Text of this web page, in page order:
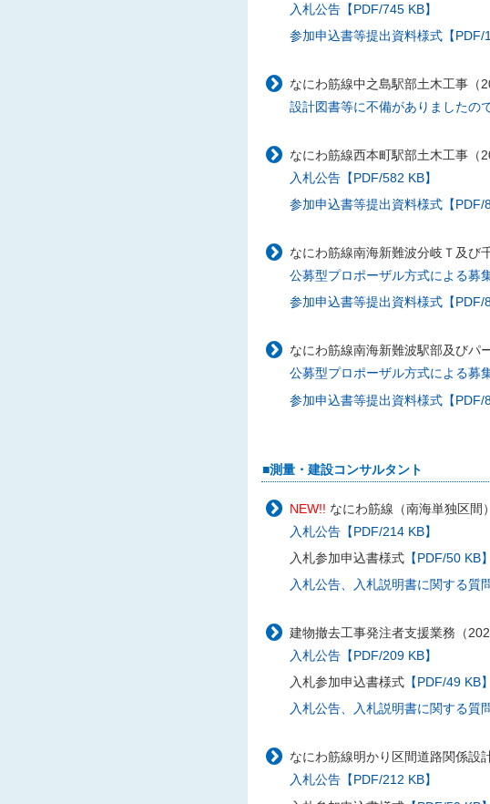
入札公告【PDF/745 KB】
参加申込書等提出資料様式【PDF/1
なにわ筋線中之島駅部土木工事（
設計図書等に不備がありましたの
なにわ筋線西本町駅部土木工事（
入札公告【PDF/582 KB】
参加申込書等提出資料様式【PDF/
なにわ筋線南海新難波分岐Ｔ及び
公募型プロポーザル方式による募
参加申込書等提出資料様式【PDF/
なにわ筋線南海新難波駅部及びパ
公募型プロポーザル方式による募
参加申込書等提出資料様式【PDF/
■測量・建設コンサルタント
NEW!! なにわ筋線（南海単独区間
入札公告【PDF/214 KB】
入札参加申込書様式【PDF/50 KB】
入札公告、入札説明書に関する質
建物撤去工事発注者支援業務（
入札公告【PDF/209 KB】
入札参加申込書様式【PDF/49 KB】
入札公告、入札説明書に関する質
なにわ筋線明かり区間道路関係設
入札公告【PDF/212 KB】